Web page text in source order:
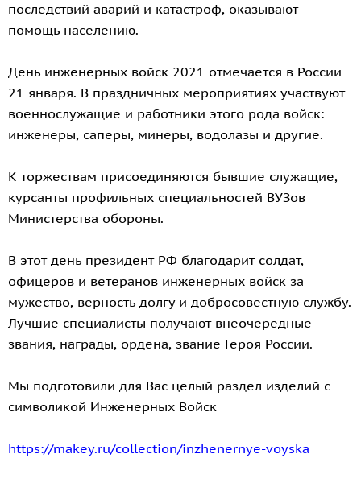
последствий аварий и катастроф, оказывают
помощь населению.
День инженерных войск 2021 отмечается в России
21 января. В праздничных мероприятиях участвуют
военнослужащие и работники этого рода войск:
инженеры, саперы, минеры, водолазы и другие.
К торжествам присоединяются бывшие служащие,
курсанты профильных специальностей ВУЗов
Министерства обороны.
В этот день президент РФ благодарит солдат,
офицеров и ветеранов инженерных войск за
мужество, верность долгу и добросовестную службу.
Лучшие специалисты получают внеочередные
звания, награды, ордена, звание Героя России.
Мы подготовили для Вас целый раздел изделий с
символикой Инженерных Войск
https://makey.ru/collection/inzhenernye-voyska